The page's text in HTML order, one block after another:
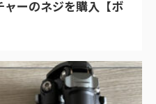
ャーのネジを購入【ボ